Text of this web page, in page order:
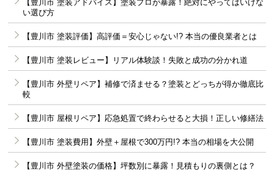
【豊川市 塗装アドバイス】塗装プロが暴露！絶対にやってはいけな
い選び方
【豊川市 塗装評価】高評価＝安心じゃない!? 本当の優良業者とは
【豊川市 塗装レビュー】リアル体験談！失敗と成功の分かれ道
【豊川市 外壁リペア】補修で済ませる？塗装とどっちが得か徹底比
較
【豊川市 屋根リペア】応急処置で終わらせると大損！正しい修繕法
【豊川市 塗装費用】外壁＋屋根で300万円!? 本当の相場を大公開
【豊川市 外壁塗装の価格】坪数別に暴露！見積もりの裏側とは？